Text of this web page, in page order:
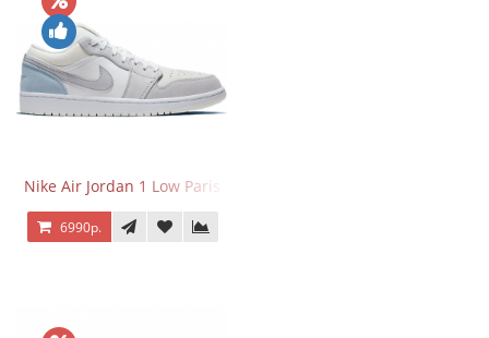
Nike Air Jordan 1 Low Paris
6990р.